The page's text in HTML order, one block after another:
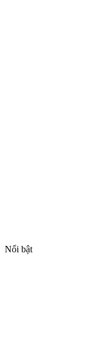
Nổi bật